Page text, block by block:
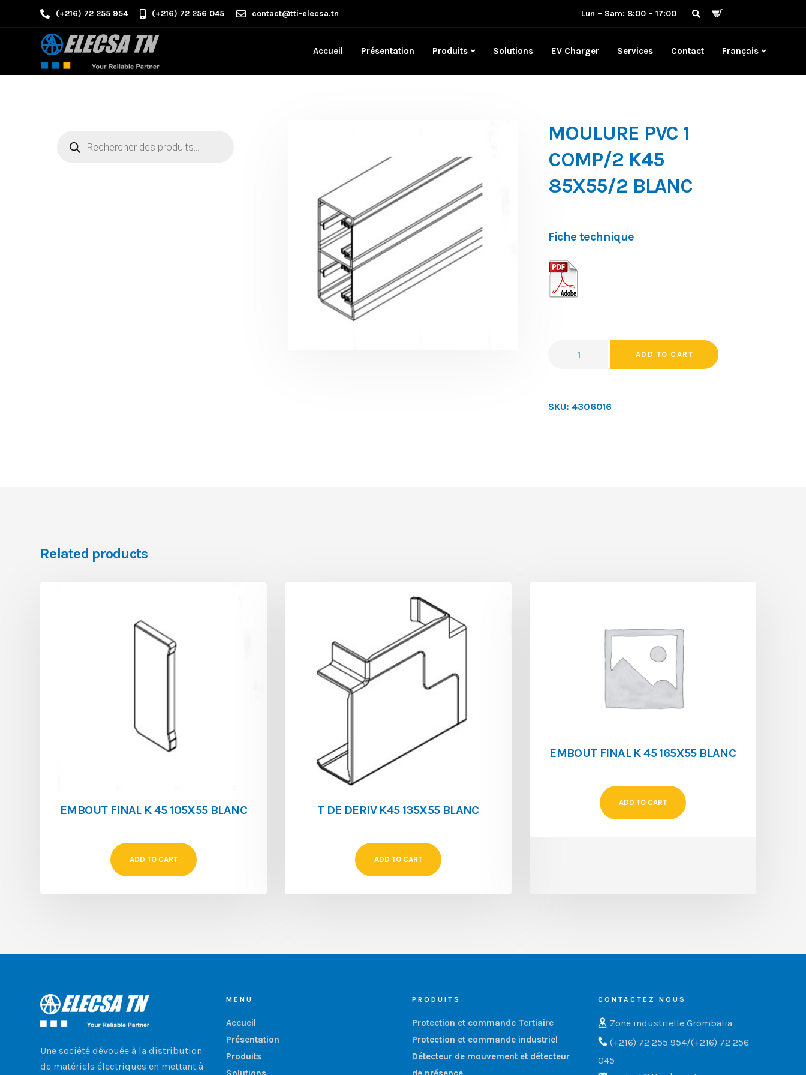
(+216) 72 255 954 (+216) 72 256 045 contact@tti-elecsa.tn Lun – Sam: 8:00 – 17:00
Accueil Présentation Produits Solutions EV Charger Services Contact Français
MOULURE PVC 1
COMP/2 K45
85X55/2 BLANC
Fiche technique
ADD TO CART
SKU: 4306016
Related products
EMBOUT FINAL K 45 105X55 BLANC
ADD TO CART
T DE DERIV K45 135X55 BLANC
ADD TO CART
EMBOUT FINAL K 45 165X55 BLANC
ADD TO CART
Une société dévouée à la distribution
de matériels électriques en mettant à
MENU
Accueil
Présentation
Produits
PRODUITS
Protection et commande Tertiaire
Protection et commande industriel
Détecteur de mouvement et détecteur
CONTACTEZ NOUS
Zone industrielle Grombalia
(+216) 72 255 954/(+216) 72 256
045